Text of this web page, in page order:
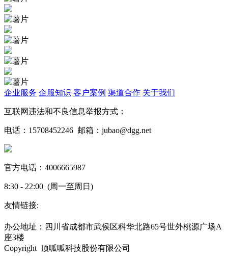
企业服务 企服知识 客户案例 渠道合作 关于我们
互联网违法和不良信息举报方式：
电话：15708452246 邮箱：jubao@dgg.net
官方电话：4006665987
8:30 - 22:00 (周一至周日)
友情链接:
办公地址：四川省成都市武侯区科华北路65号世外桃源广场A
座3楼
Copyright 顶呱呱科技股份有限公司